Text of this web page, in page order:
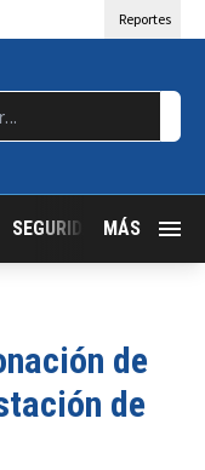
Reportes
SEGURIDAD JALISCO
MÁS
de
de